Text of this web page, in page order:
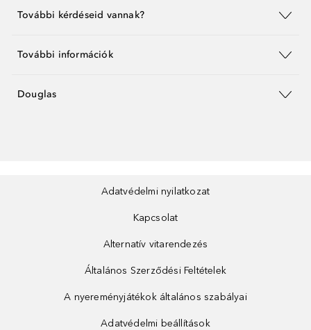
További kérdéseid vannak?
További információk
Douglas
Adatvédelmi nyilatkozat
Kapcsolat
Alternatív vitarendezés
Általános Szerződési Feltételek
A nyereményjátékok általános szabályai
Adatvédelmi beállítások